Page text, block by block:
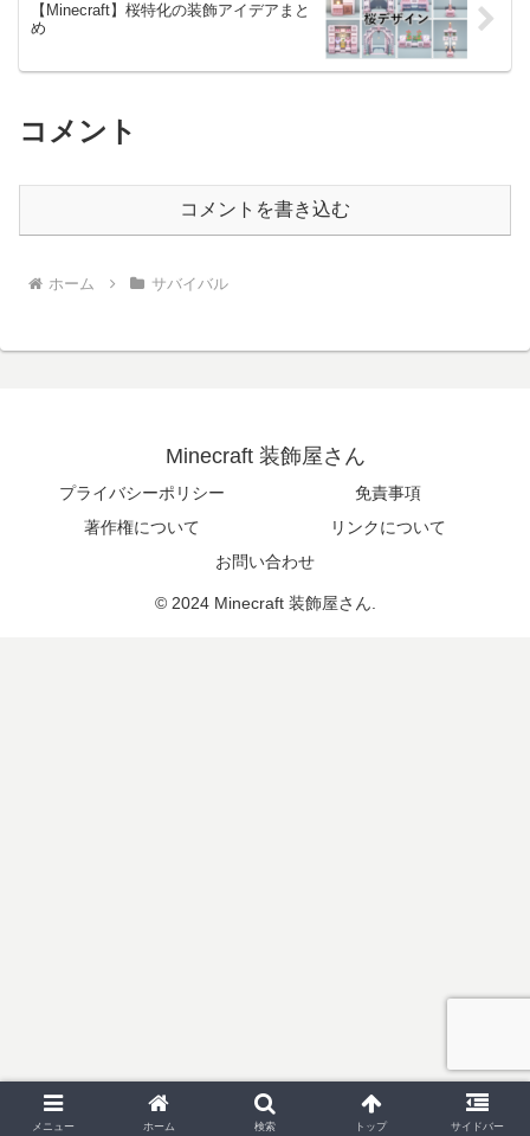
【Minecraft】桜特化の装飾アイデアまと
め
コメント
コメントを書き込む
ホーム サバイバル
Minecraft 装飾屋さん
プライバシーポリシー
免責事項
著作権について
リンクについて
お問い合わせ
© 2024 Minecraft 装飾屋さん.
メニュー ホーム 検索 トップ サイドバー